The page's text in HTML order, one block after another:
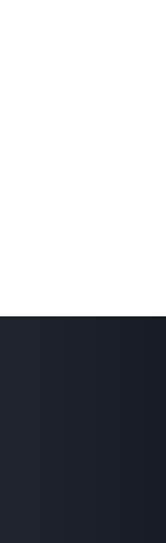
đàn thông tin